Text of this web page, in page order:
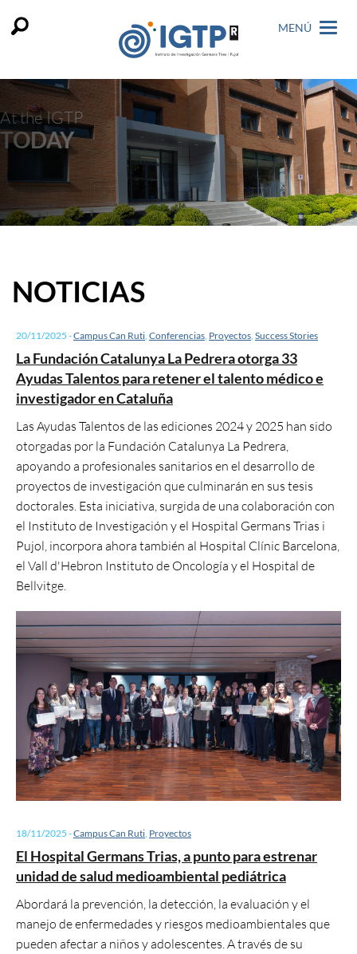
MENÚ
At the IGTP
TODAY
NOTICIAS
20/11/2025 -Campus Can Ruti, Conferencias, Proyectos, Success Stories
La Fundación Catalunya La Pedrera otorga 33
Ayudas Talentos para retener el talento médico e
investigador en Cataluña
Las Ayudas Talentos de las ediciones 2024 y 2025 han sido
otorgadas por la Fundación Catalunya La Pedrera,
apoyando a profesionales sanitarios en el desarrollo de
proyectos de investigación que culminarán en sus tesis
doctorales. Esta iniciativa, surgida de una colaboración con
el Instituto de Investigación y el Hospital Germans Trias i
Pujol, incorpora ahora también al Hospital Clínic Barcelona,
el Vall d'Hebron Instituto de Oncología y el Hospital de
Bellvitge.
18/11/2025 -Campus Can Ruti Proyectos
El Hospital Germans Trias, a punto para estrenar
unidad de salud medioambiental pediátrica
Abordará la prevención, la detección, la evaluación y el
manejo de enfermedades y riesgos medioambientales que
pueden afectar a niños y adolescentes. A través de su